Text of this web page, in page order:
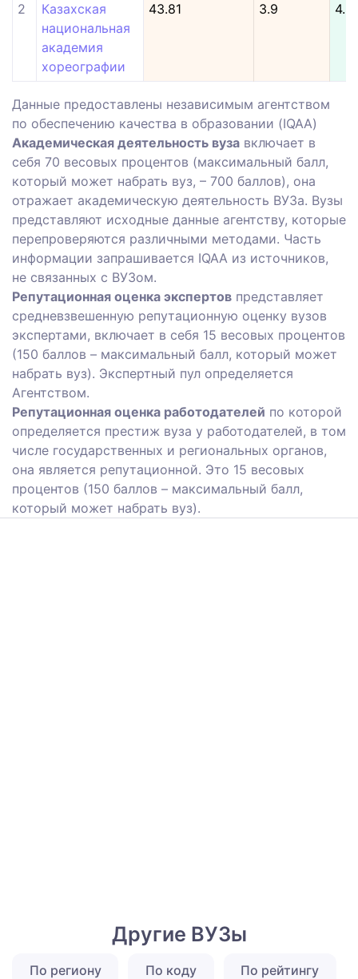
2
Казахская
национальная
академия
хореографии
43.81 3.9 4.5
Данные предоставлены независимым агентством
по обеспечению качества в образовании (IQAA)
Академическая деятельность вуза включает в
себя 70 весовых процентов (максимальный балл,
который может набрать вуз, – 700 баллов), она
отражает академическую деятельность ВУЗа. Вузы
представляют исходные данные агентству, которые
перепроверяются различными методами. Часть
информации запрашивается IQAA из источников,
не связанных с ВУЗом.
Репутационная оценка экспертов представляет
средневзвешенную репутационную оценку вузов
экспертами, включает в себя 15 весовых процентов
(150 баллов – максимальный балл, который может
набрать вуз). Экспертный пул определяется
Агентством.
Репутационная оценка работодателей по которой
определяется престиж вуза у работодателей, в том
числе государственных и региональных органов,
она является репутационной. Это 15 весовых
процентов (150 баллов – максимальный балл,
который может набрать вуз).
Другие ВУЗы
По региону По коду По рейтингу